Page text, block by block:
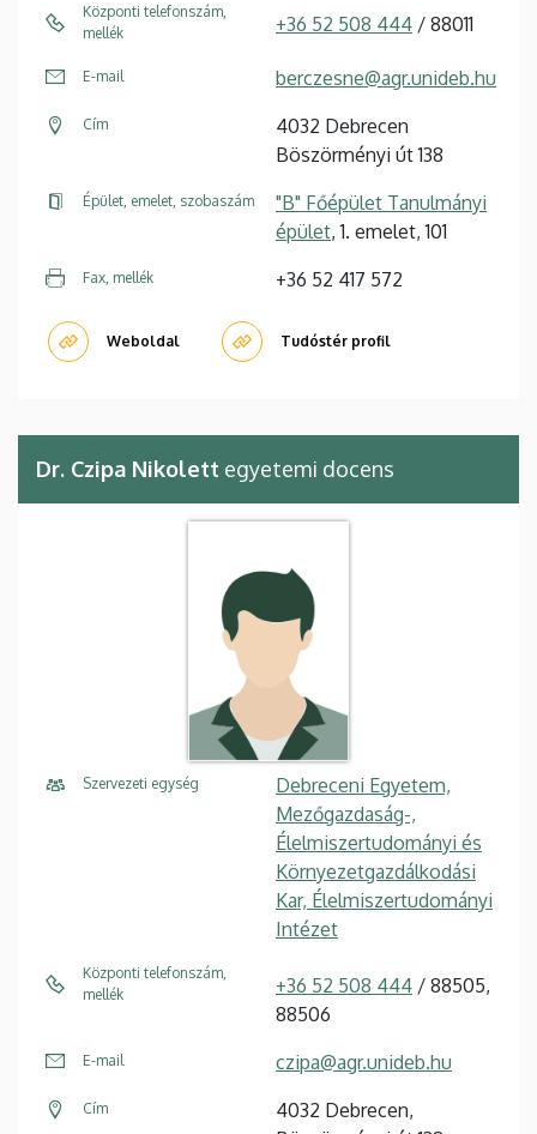
Központi telefonszám,
mellék
+36 52 508 444 / 88011
E-mail berczesne@agr.unideb.hu
Cím
4032 Debrecen
Böszörményi út 138
Épület, emelet, szobaszám
"B" Főépület Tanulmányi
épület, 1. emelet, 101
Fax, mellék +36 52 417 572
Weboldal Tudóstér profil
Dr. Czipa Nikolett egyetemi docens
Szervezeti egység
Debreceni Egyetem,
Mezőgazdaság-,
Élelmiszertudományi és
Környezetgazdálkodási
Kar, Élelmiszertudományi
Intézet
Központi telefonszám,
mellék
+36 52 508 444 / 88505,
88506
E-mail czipa@agr.unideb.hu
Cím
4032 Debrecen,